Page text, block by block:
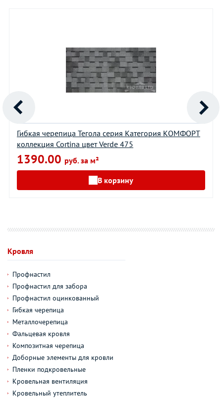
Гибкая черепица Тегола серия Категория КОМФОРТ
коллекция Cortina цвет Verde 475
1390.00 руб. за м²
В корзину
Кровля
Профнастил
Профнастил для забора
Профнастил оцинкованный
Гибкая черепица
Металлочерепица
Фальцевая кровля
Композитная черепица
Доборные элементы для кровли
Пленки подкровельные
Кровельная вентиляция
Кровельный утеплитель